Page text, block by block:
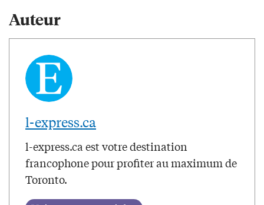
Auteur
l-express.ca
l-express.ca est votre destination
francophone pour profiter au maximum de
Toronto.